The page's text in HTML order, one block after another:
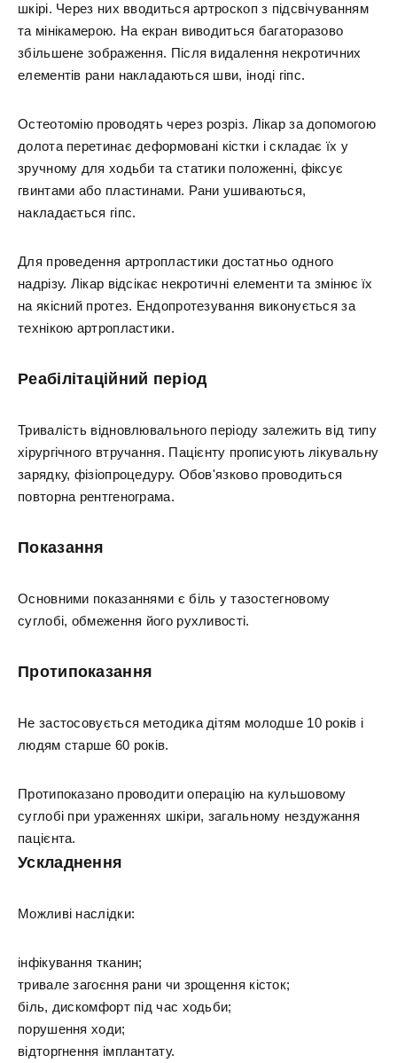
шкірі. Через них вводиться артроскоп з підсвічуванням
та мінікамерою. На екран виводиться багаторазово
збільшене зображення. Після видалення некротичних
елементів рани накладаються шви, іноді гіпс.
Остеотомію проводять через розріз. Лікар за допомогою
долота перетинає деформовані кістки і складає їх у
зручному для ходьби та статики положенні, фіксує
гвинтами або пластинами. Рани ушиваються,
накладається гіпс.
Для проведення артропластики достатньо одного
надрізу. Лікар відсікає некротичні елементи та змінює їх
на якісний протез. Ендопротезування виконується за
технікою артропластики.
Реабілітаційний період
Тривалість відновлювального періоду залежить від типу
хірургічного втручання. Пацієнту прописують лікувальну
зарядку, фізіопроцедуру. Обов'язково проводиться
повторна рентгенограма.
Показання
Основними показаннями є біль у тазостегновому
суглобі, обмеження його рухливості.
Протипоказання
Не застосовується методика дітям молодше 10 років і
людям старше 60 років.
Протипоказано проводити операцію на кульшовому
суглобі при ураженнях шкіри, загальному нездужання
пацієнта.
Ускладнення
Можливі наслідки:
інфікування тканин;
тривале загоєння рани чи зрощення кісток;
біль, дискомфорт під час ходьби;
порушення ходи;
відторгнення імплантату.